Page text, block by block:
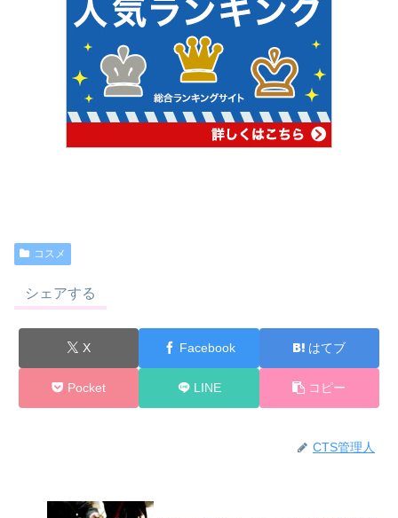
コスメ
シェアする
X Facebook はてブ
Pocket LINE コピー
CTS管理人